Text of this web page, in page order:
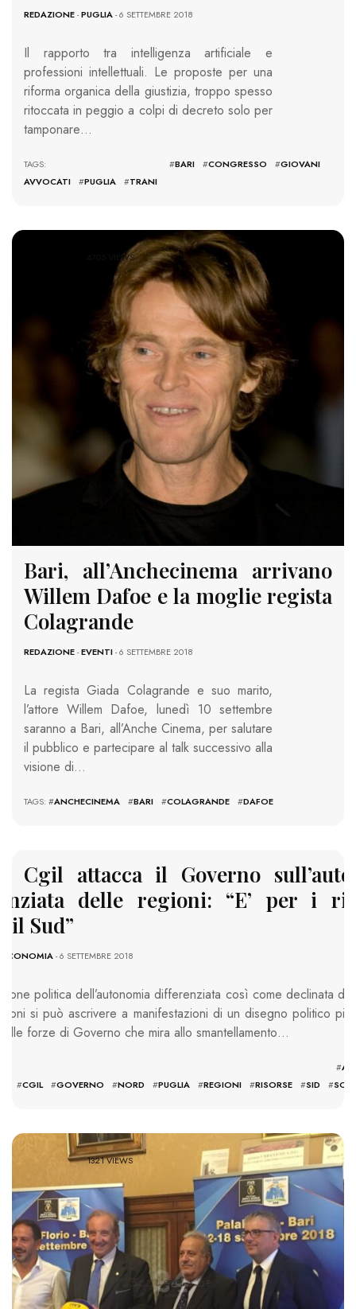
REDAZIONE-PUGLIA- 6 SETTEMBRE 2018
Il rapporto tra intelligenza artificiale e
professioni intellettuali. Le proposte per una
riforma organica della giustizia, troppo spesso
ritoccata in peggio a colpi di decreto solo per
tamponare…
TAGS: #BARI #CONGRESSO #GIOVANI
AVVOCATI
#PUGLIA #TRANI
4705 VIEWS
Bari, all’Anchecinema arrivano
Willem Dafoe e la moglie regista
Colagrande
REDAZIONE-EVENTI- 6 SETTEMBRE 2018
La regista Giada Colagrande e suo marito,
l’attore Willem Dafoe, lunedì 10 settembre
saranno a Bari, all’Anche Cinema, per salutare
il pubblico e partecipare al talk successivo alla
visione di…
TAGS: #ANCHECINEMA #BARI #COLAGRANDE #DAFOE
Cgil attacca il Governo
delle regioni: “E’ per i
il Sud”
ECONOMIA- 6 SETTEMBRE 2018
politica dell’autonomia differenziata così come declinata da
si può ascrivere a manifestazioni di un disegno politico più
forze di Governo che mira allo smantellamento…
#
#CGIL #GOVERNO #NORD #PUGLIA #REGIONI #RISORSE #SID #
1321 VIEWS